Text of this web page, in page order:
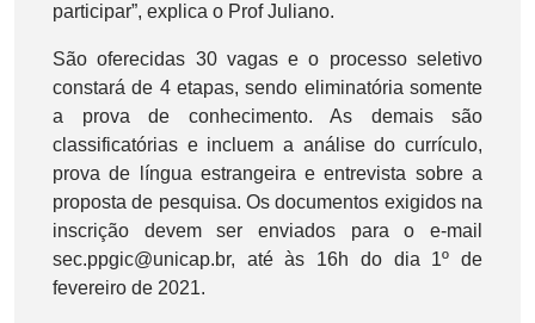
participar”, explica o Prof Juliano.
São oferecidas 30 vagas e o processo seletivo
constará de 4 etapas, sendo eliminatória somente
a prova de conhecimento. As demais são
classificatórias e incluem a análise do currículo,
prova de língua estrangeira e entrevista sobre a
proposta de pesquisa. Os documentos exigidos na
inscrição devem ser enviados para o e-mail
sec.ppgic@unicap.br, até às 16h do dia 1º de
fevereiro de 2021.